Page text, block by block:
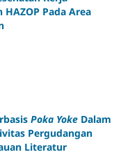
Pada Area
Poka YokeDalam
Pergudangan
Literatur